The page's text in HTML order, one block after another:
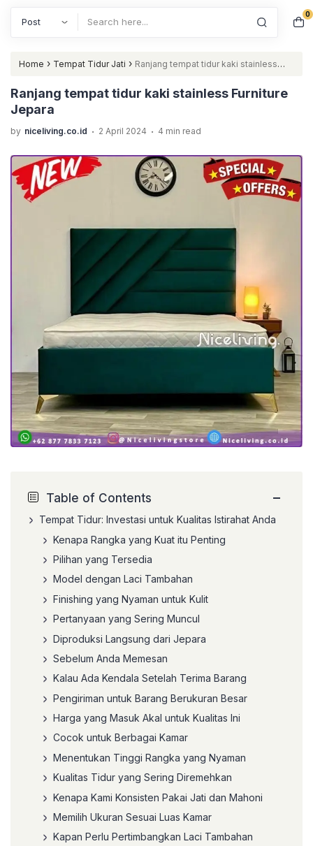
0
Home › Tempat Tidur Jati › Ranjang tempat tidur kaki stainless
Furniture Jepara
Ranjang tempat tidur kaki stainless Furniture
Jepara
by niceliving.co.id . 2 April 2024 . 4 min read
Table of Contents −
Tempat Tidur: Investasi untuk Kualitas Istirahat Anda
Kenapa Rangka yang Kuat itu Penting
Pilihan yang Tersedia
Model dengan Laci Tambahan
Finishing yang Nyaman untuk Kulit
Pertanyaan yang Sering Muncul
Diproduksi Langsung dari Jepara
Sebelum Anda Memesan
Kalau Ada Kendala Setelah Terima Barang
Pengiriman untuk Barang Berukuran Besar
Harga yang Masuk Akal untuk Kualitas Ini
Cocok untuk Berbagai Kamar
Menentukan Tinggi Rangka yang Nyaman
Kualitas Tidur yang Sering Diremehkan
Kenapa Kami Konsisten Pakai Jati dan Mahoni
Memilih Ukuran Sesuai Luas Kamar
Kapan Perlu Pertimbangkan Laci Tambahan